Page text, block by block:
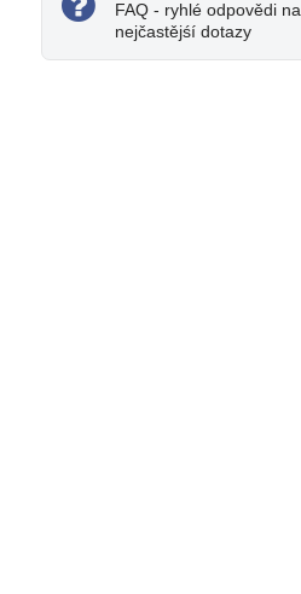
FAQ - ryhlé odpovědi na
nejčastějśí dotazy